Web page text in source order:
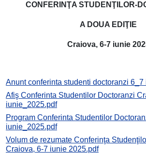
CONFERINŢA STUDENŢILOR-
A DOUA EDIŢIE
Craiova, 6-7 iunie
Anunt conferinta studenti doctoranzi
Afiş Conferinta Studentilor Doctoranzi
iunie_2025.pdf
Program Conferinta Studentilor
iunie_2025.pdf
Volum de rezumate Conferinţa
Craiova, 6-7 iunie 2025.pdf